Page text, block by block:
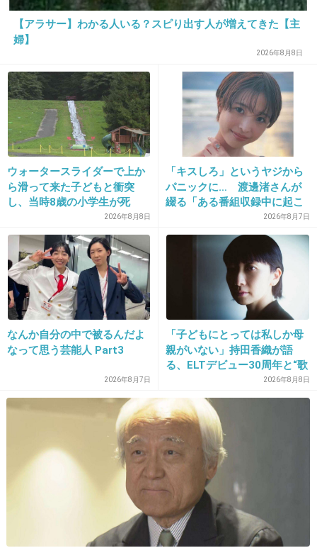
+143 -1
21. 匿名2025/05/02(金) 22:54:24
>>16
何事にもメリットデメリットってあるよね
そして行き過ぎもよくないよね
+44 -0
風要素全くないから辛いな〜
1件の返信
+13 -0
>>5
私が射手座で姉が獅子座で妹が牡羊座
みんな火でびっくり
+64
【アラサー】わかる人いる？スピり出す人が増えてきた【主
婦】
2026年8月8日
ウォータースライダーで上か
ら滑って来た子どもと衝突
し、当時8歳の小学生が死
亡 イベントの引率責任者の
町職員を「減給」の懲戒処
分 児童の両親は「軽過ぎ
る」「全く納得できない」
島根県邑南町
2026年8月8日
「キスしろ」というヤジから
パニックに… 渡邊渚さんが
綴る「ある番組収録中に起こ
ったフラッシュバック」2026年8月7日
なんか自分の中で被るんだよ
なって思う芸能人 Part3
2026年8月7日
「子どもにとっては私しか母
親がいない」持田香織が語
る、ELTデビュー30周年と“歌
手”よりも大切にしたかった時
間
2026年8月8日